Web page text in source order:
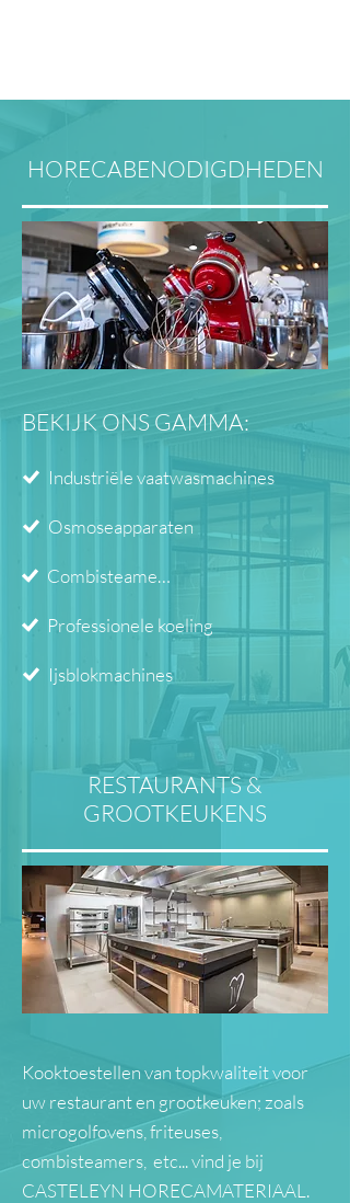
HORECABENODIGDHEDEN
BEKIJK ONS GAMMA:
Industriële vaatwasmachines
Osmoseapparaten
Combisteamers
Professionele koeling
Ijsblokmachines
RESTAURANTS &
GROOTKEUKENS
Kooktoestellen van topkwaliteit voor
uw restaurant en grootkeuken; zoals
microgolfovens, friteuses,
combisteamers, etc... vind je bij
CASTELEYN HORECAMATERIAAL.